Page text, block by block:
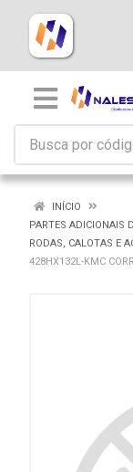
INÍCIO
PARTES ADICIONAIS
RODAS, CALOTAS E
428HX132L-KMC